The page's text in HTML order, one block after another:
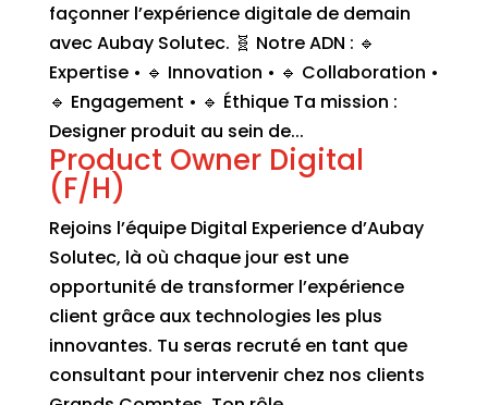
façonner l’expérience digitale de demain
avec Aubay Solutec. 🧬 Notre ADN : 🔹
Expertise • 🔹 Innovation • 🔹 Collaboration •
🔹 Engagement • 🔹 Éthique Ta mission :
Designer produit au sein de...
Product Owner Digital
(F/H)
Rejoins l’équipe Digital Experience d’Aubay
Solutec, là où chaque jour est une
opportunité de transformer l’expérience
client grâce aux technologies les plus
innovantes. Tu seras recruté en tant que
consultant pour intervenir chez nos clients